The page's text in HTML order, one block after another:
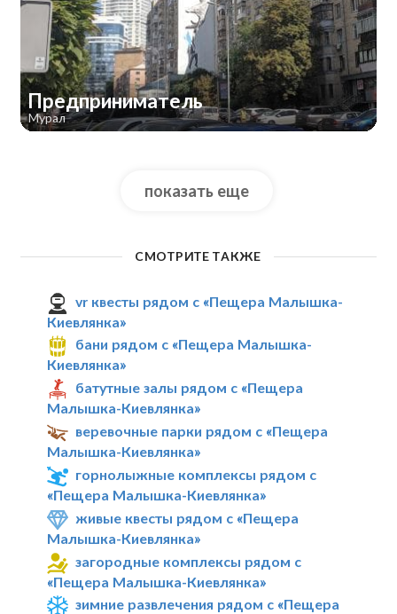
Предприниматель
Мурал
показать еще
СМОТРИТЕ ТАКЖЕ
vr квесты рядом с «Пещера Малышка-
Киевлянка»
бани рядом с «Пещера Малышка-
Киевлянка»
батутные залы рядом с «Пещера
Малышка-Киевлянка»
веревочные парки рядом с «Пещера
Малышка-Киевлянка»
горнолыжные комплексы рядом с
«Пещера Малышка-Киевлянка»
живые квесты рядом с «Пещера
Малышка-Киевлянка»
загородные комплексы рядом с
«Пещера Малышка-Киевлянка»
зимние развлечения рядом с «Пещера